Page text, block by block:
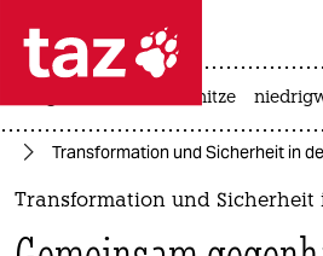
 taz zahl ich
taz zahl ich
hitze
Transformation und Sicherheit in
Transformation und Sicherheit